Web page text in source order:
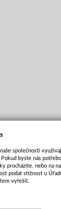
společnosti
byste nás
procházíte, nebo na
podat stížnost u
vyřešit.